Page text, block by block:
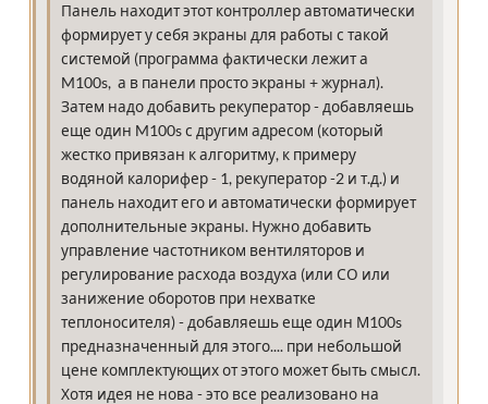
Панель находит этот контроллер автоматически
формирует у себя экраны для работы с такой
системой (программа фактически лежит а
M100s, а в панели просто экраны + журнал).
Затем надо добавить рекуператор - добавляешь
еще один M100s с другим адресом (который
жестко привязан к алгоритму, к примеру
водяной калорифер - 1, рекуператор -2 и т.д.) и
панель находит его и автоматически формирует
дополнительные экраны. Нужно добавить
управление частотником вентиляторов и
регулирование расхода воздуха (или СО или
занижение оборотов при нехватке
теплоносителя) - добавляешь еще один М100s
предназначенный для этого.... при небольшой
цене комплектующих от этого может быть смысл.
Хотя идея не нова - это все реализовано на